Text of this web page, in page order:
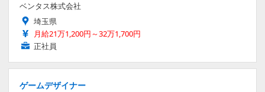
ベンタス株式会社
埼玉県
月給21万1,200円～32万1,700円
正社員
ゲームデザイナー